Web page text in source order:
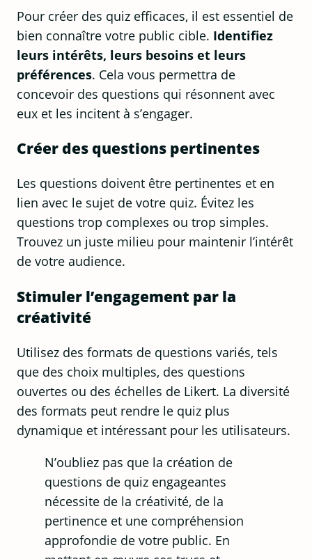
Pour créer des quiz efficaces, il est essentiel de
bien connaître votre public cible. Identifiez
leurs intérêts, leurs besoins et leurs
préférences. Cela vous permettra de
concevoir des questions qui résonnent avec
eux et les incitent à s’engager.
Créer des questions pertinentes
Les questions doivent être pertinentes et en
lien avec le sujet de votre quiz. Évitez les
questions trop complexes ou trop simples.
Trouvez un juste milieu pour maintenir l’intérêt
de votre audience.
Stimuler l’engagement par la
créativité
Utilisez des formats de questions variés, tels
que des choix multiples, des questions
ouvertes ou des échelles de Likert. La diversité
des formats peut rendre le quiz plus
dynamique et intéressant pour les utilisateurs.
N’oubliez pas que la création de
questions de quiz engageantes
nécessite de la créativité, de la
pertinence et une compréhension
approfondie de votre public. En